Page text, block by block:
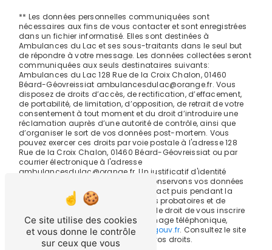
** Les données personnelles communiquées sont
nécessaires aux fins de vous contacter et sont enregistrées
dans un fichier informatisé. Elles sont destinées à
Ambulances du Lac et ses sous-traitants dans le seul but
de répondre à votre message. Les données collectées seront
communiquées aux seuls destinataires suivants:
Ambulances du Lac 128 Rue de la Croix Chalon, 01460
Béard-Géovreissiat ambulancesdulac@orange.fr. Vous
disposez de droits d’accès, de rectification, d’effacement,
de portabilité, de limitation, d’opposition, de retrait de votre
consentement à tout moment et du droit d’introduire une
réclamation auprès d’une autorité de contrôle, ainsi que
d’organiser le sort de vos données post-mortem. Vous
pouvez exercer ces droits par voie postale à l'adresse 128
Rue de la Croix Chalon, 01460 Béard-Géovreissiat ou par
courrier électronique à l'adresse
ambulancesdulac@orange.fr. Un justificatif d'identité
pourra vous être demandé. Nous conservons vos données
pendant la période de prise de contact puis pendant la
durée de prescription légale aux fins probatoires et de
gestion des contentieux. Vous avez le droit de vous inscrire
sur la liste d'opposition au démarchage téléphonique,
disponible à cette adresse:Bloctel.gouv.fr. Consultez le site
cnil.fr pour plus d’informations sur vos droits.
Ce site utilise des cookies
et vous donne le contrôle
sur ceux que vous